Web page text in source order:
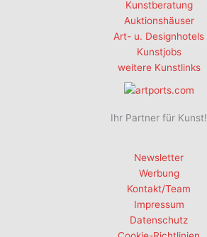
Kunstberatung
Auktionshäuser
Art- u. Designhotels
Kunstjobs
weitere Kunstlinks
Ihr Partner für Kunst!
Newsletter
Werbung
Kontakt/Team
Impressum
Datenschutz